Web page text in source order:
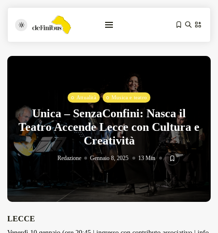
Iosonouncane A Lecce: Concerto Acustico...
Luglio 17, 2026 13 Min
Tarantarte Al Festival De Fès...
Giugno 4, 2026 15 Min
Attualità Musica e teatro
Unica – SenzaConfini: Nasca il
Teatro Accende Lecce con Cultura e
Creatività
Redazione Gennaio 8, 2025 13 Min
LECCE